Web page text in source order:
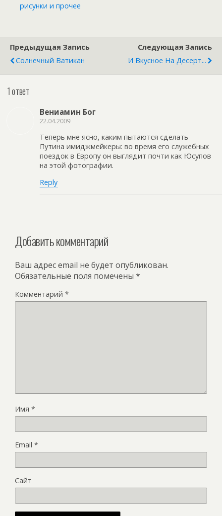
рисунки и прочее
Предыдущая Запись
Солнечный Ватикан
Следующая Запись
И Вкусное На Десерт...
1 ответ
Вениамин Бог
22.04.2009
Теперь мне ясно, каким пытаются сделать
Путина имиджмейкеры: во время его служебных
поездок в Европу он выглядит почти как Юсупов
на этой фотографии.
Reply
Добавить комментарий
Ваш адрес email не будет опубликован.
Обязательные поля помечены *
Комментарий *
Имя *
Email *
Сайт